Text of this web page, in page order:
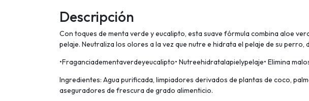
Descripción
Con toques de menta verde y eucalipto, esta suave fórmula combina aloe
pelaje. Neutraliza los olores a la vez que nutre e hidrata el pelaje de su perro,
•Fraganciadementaverdeyeucalipto• Nutreehidratalapielypelaje• Elimina
Ingredientes: Agua purificada, limpiadores derivados de plantas de coco,
aseguradores de frescura de grado alimenticio.